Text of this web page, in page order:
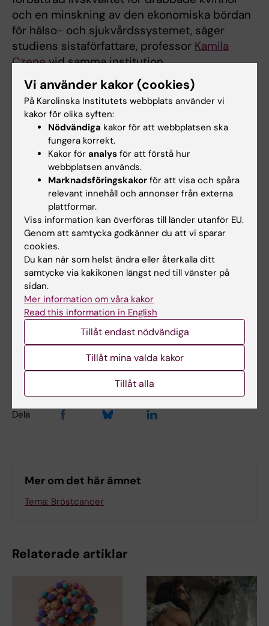
och en minskning av den ekonomiska bördan
för hälso- och sjukvårdssystemet, säger
studiens sistaförfattare, professor Kamila
Czenevid samma institution.
Studien finansierades av Vetenskapsrådet,
Cancerfonden och Region Stockholm. Det
finns inga rapporterade intressekonflikter.
Publikation
Rodriguez J, Grassmann F, Xiao Q, et al.
Investigation of Genetic Alterations
Associated With Interval Breast Cancer.
JAMA Oncol.Published online January 25,
2024. doi:10.1001/jamaoncol.2023.6287
Tags
Bröstcancer
Gunilla Sonnebring 2024-01-25
Innehållsgranskare:
Juan Rodriguez Arranz
Dela
Mer om det här ämnet
Tema: Bröstcancer
Relaterade artiklar
Vi använder kakor (cookies)
På Karolinska Institutets webbplats använder vi
kakor för olika syften:
Nödvändiga kakor för att webbplatsen ska
fungera korrekt.
Kakor för analys för att förstå hur
webbplatsen används.
Marknadsföringskakor för att visa och spåra
relevant innehåll och annonser från externa
plattformar.
Viss information kan överföras till länder utanför EU.
Genom att samtycka godkänner du att vi sparar
cookies.
Du kan när som helst ändra eller återkalla ditt
samtycke via kakikonen längst ned till vänster på
sidan.
Mer information om våra kakor
Read this information in English
Tillåt endast nödvändiga
Tillåt mina valda kakor
Tillåt alla